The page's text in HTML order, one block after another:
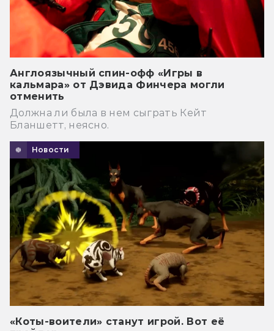
Англоязычный спин-офф «Игры в
кальмара» от Дэвида Финчера могли
отменить
Должна ли была в нем сыграть Кейт
Бланшетт, неясно.
Новости
«Коты-воители» станут игрой. Вот её